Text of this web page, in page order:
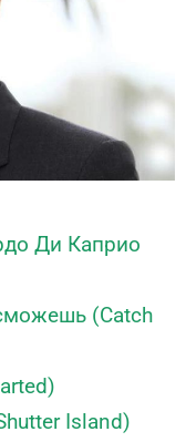
Ди Каприо
(Catch
Island)